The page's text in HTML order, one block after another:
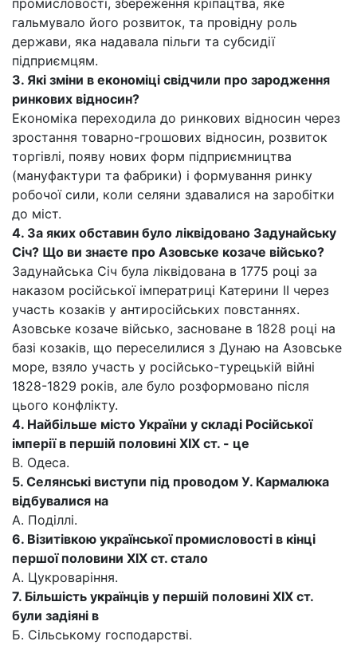
промисловості, збереження кріпацтва, яке
гальмувало його розвиток, та провідну роль
держави, яка надавала пільги та субсидії
підприємцям.
3. Які зміни в економіці свідчили про зародження
ринкових відносин?
Економіка переходила до ринкових відносин через
зростання товарно-грошових відносин, розвиток
торгівлі, появу нових форм підприємництва
(мануфактури та фабрики) і формування ринку
робочої сили, коли селяни здавалися на заробітки
до міст.
4. За яких обставин було ліквідовано Задунайську
Січ? Що ви знаєте про Азовське козаче військо?
Задунайська Січ була ліквідована в 1775 році за
наказом російської імператриці Катерини II через
участь козаків у антиросійських повстаннях.
Азовське козаче військо, засноване в 1828 році на
базі козаків, що переселилися з Дунаю на Азовське
море, взяло участь у російсько-турецькій війні
1828-1829 років, але було розформовано після
цього конфлікту.
4. Найбільше місто України у складі Російської
імперії в першій половині XIX ст. - це
В. Одеса.
5. Селянські виступи під проводом У. Кармалюка
відбувалися на
А. Поділлі.
6. Візитівкою української промисловості в кінці
першої половини XIX ст. стало
А. Цукроваріння.
7. Більшість українців у першій половині XIX ст.
були задіяні в
Б. Сільському господарстві.